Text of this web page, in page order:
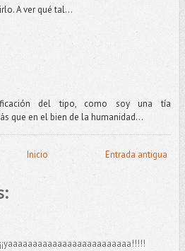
A ver qué tal...
del tipo, como soy una tía
que en el bien de la humanidad...
Entrada antigua
Inicio